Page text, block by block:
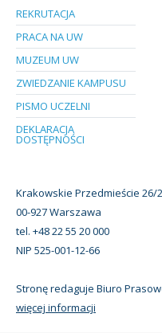
REKRUTACJA
PRACA NA UW
MUZEUM UW
ZWIEDZANIE KAMPUSU
PISMO UCZELNI
DEKLARACJA
DOSTĘPNOŚCI
Krakowskie Przedmieście 26/
00-927 Warszawa
tel. +48 22 55 20 000
NIP 525-001-12-66
Stronę redaguje Biuro
więcej informacji